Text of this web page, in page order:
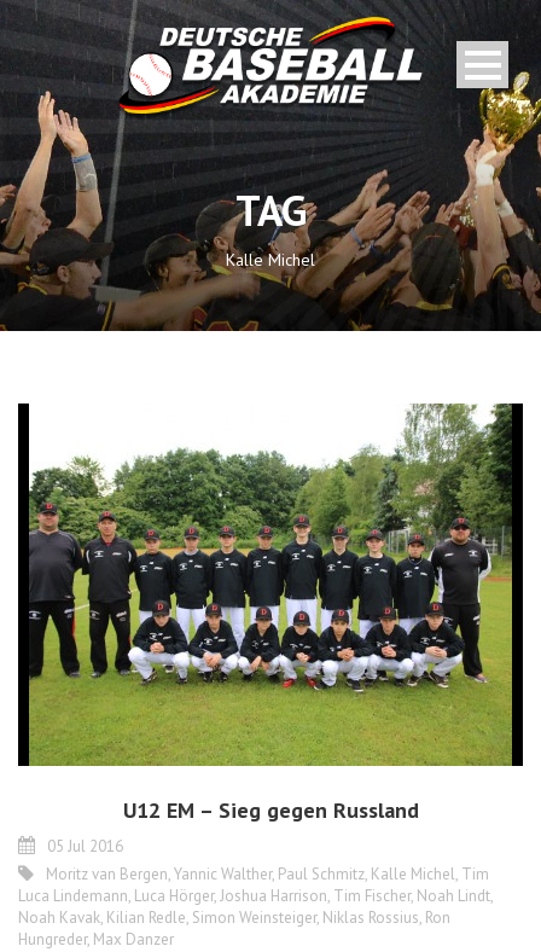
TAG
Kalle Michel
U12 EM – Sieg gegen Russland
05 Jul 2016
Moritz van Bergen,Yannic Walther, Paul Schmitz, Kalle Michel, Tim
Luca Lindemann, Luca Hörger,Joshua Harrison, Tim Fischer, Noah Lindt,
Noah Kavak, Kilian Redle, Simon Weinsteiger, Niklas Rossius, Ron
Hungreder, Max Danzer